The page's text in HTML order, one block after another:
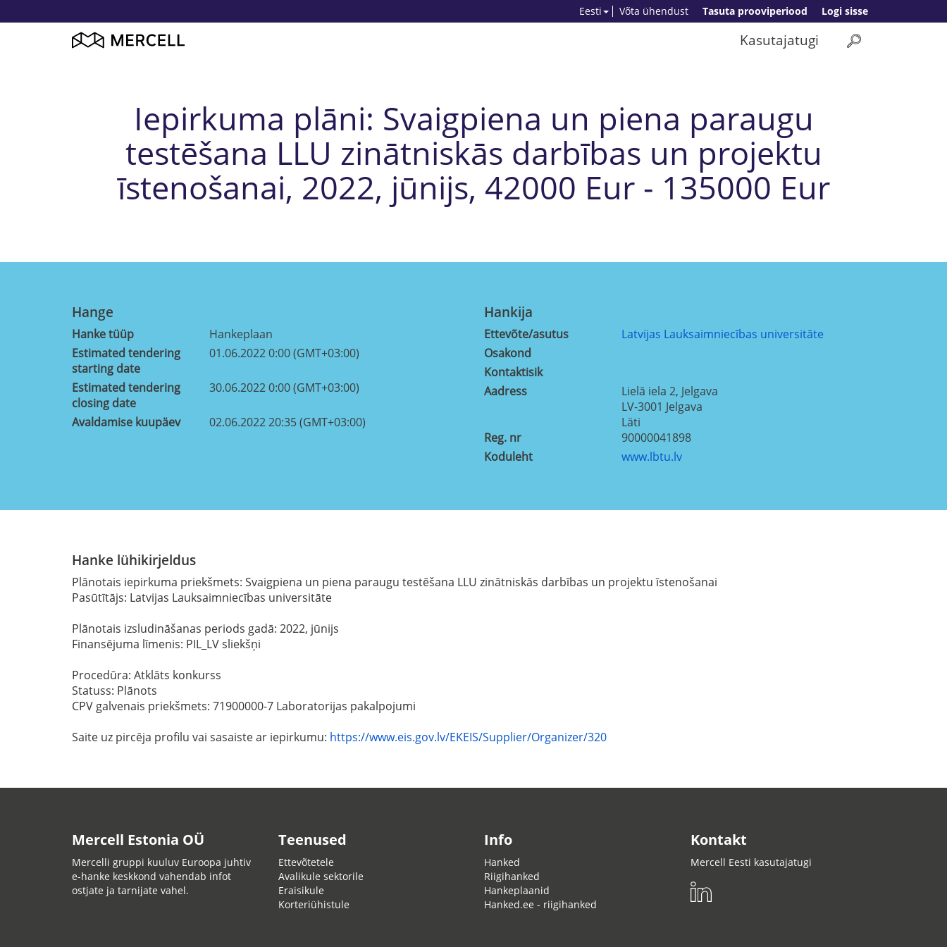
Logi sisse
Tasuta prooviperiood
Võta ühendust
Eesti
Kasutajatugi
Iepirkuma plāni: Svaigpiena un piena paraugu
testēšana LLU zinātniskās darbības un projektu
īstenošanai, 2022, jūnijs, 42000 Eur - 135000 Eur
Hange
Hanke tüüp
Hankeplaan
Estimated tendering
starting date
01.06.2022 0:00 (GMT+03:00)
Estimated tendering
closing date
30.06.2022 0:00 (GMT+03:00)
Avaldamise kuupäev 02.06.2022 20:35 (GMT+03:00)
Hankija
Ettevõte/asutus
Latvijas Lauksaimniecības universitāte
Osakond
Kontaktisik
Aadress
Lielā iela 2, Jelgava
LV-3001 Jelgava
Läti
Reg. nr
90000041898
Koduleht
www.lbtu.lv
Hanke lühikirjeldus
Plānotais iepirkuma priekšmets: Svaigpiena un piena paraugu testēšana LLU zinātniskās darbības un projektu īstenošanai
Pasūtītājs: Latvijas Lauksaimniecības universitāte
Plānotais izsludināšanas periods gadā: 2022, jūnijs
Finansējuma līmenis: PIL_LV sliekšņi
Procedūra: Atklāts konkurss
Statuss: Plānots
CPV galvenais priekšmets: 71900000-7 Laboratorijas pakalpojumi
Saite uz pircēja profilu vai sasaiste ar iepirkumu: https://www.eis.gov.lv/EKEIS/Supplier/Organizer/320
Mercell Estonia OÜ
Mercelli gruppi kuuluv Euroopa juhtiv
e-hanke keskkond vahendab infot
ostjate ja tarnijate vahel.
Teenused
Ettevõtetele
Avalikule sektorile
Eraisikule
Korteriühistule
Info
Hanked
Riigihanked
Hankeplaanid
Hanked.ee - riigihanked
Kontakt
Mercell Eesti kasutajatugi